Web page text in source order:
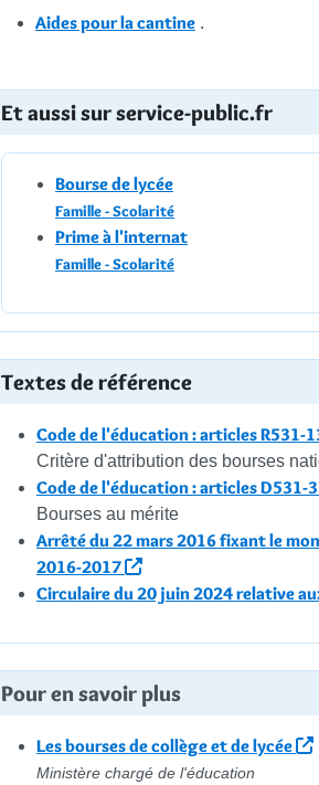
Aides pour la cantine .
Et aussi sur service-public.fr
Bourse de lycée
Famille - Scolarité
Prime à l'internat
Famille - Scolarité
Textes de référence
Code de l'éducation : articles R531-
Critère d'attribution des bourses
Code de l'éducation : articles D531-
Bourses au mérite
Arrêté du 22 mars 2016 fixant le
2016-2017
Circulaire du 20 juin 2024 relative
Pour en savoir plus
Les bourses de collège et de lycée
Ministère chargé de l'éducation